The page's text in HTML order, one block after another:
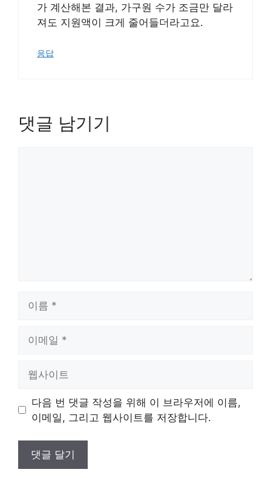
가 계산해본 결과, 가구원 수가 조금만 달라
져도 지원액이 크게 줄어들더라고요.
응답
댓글 남기기
트
다음 번 댓글 작성을 위해 이 브라우저에 이름,
이메일, 그리고 웹사이트를 저장합니다.